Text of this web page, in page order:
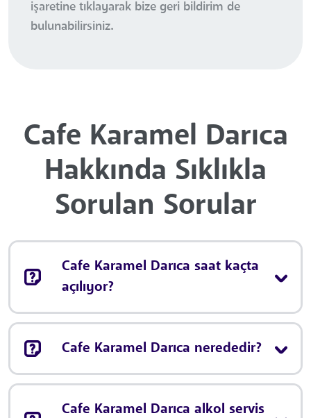
işaretine tıklayarak bize geri bildirim de
bulunabilirsiniz.
Cafe Karamel Darıca
Hakkında Sıklıkla
Sorulan Sorular
Cafe Karamel Darıca saat kaçta
açılıyor?
Cafe Karamel Darıca nerededir?
Cafe Karamel Darıca alkol servis